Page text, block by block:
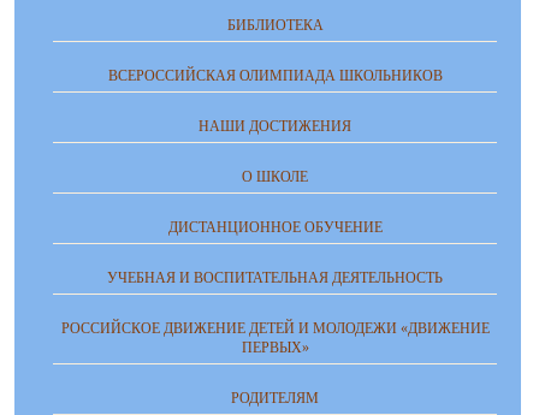
БИБЛИОТЕКА
ВСЕРОССИЙСКАЯ ОЛИМПИАДА ШКОЛЬНИКОВ
НАШИ ДОСТИЖЕНИЯ
О ШКОЛЕ
ДИСТАНЦИОННОЕ ОБУЧЕНИЕ
УЧЕБНАЯ И ВОСПИТАТЕЛЬНАЯ ДЕЯТЕЛЬНОСТЬ
РОССИЙСКОЕ ДВИЖЕНИЕ ДЕТЕЙ И МОЛОДЕЖИ «ДВИЖЕНИЕ
ПЕРВЫХ»
РОДИТЕЛЯМ